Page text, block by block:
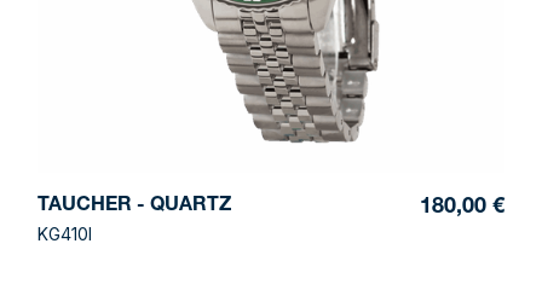
TAUCHER - QUARTZ
KG410I
180,00 €